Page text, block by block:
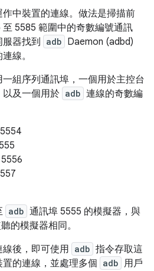
中裝置的連線。做法是掃描前
5585 範圍中的奇數編號通訊
器找到
adb Daemon (adbd)
線。
組序列通訊埠，一個用於主控台
及一個用於 adb 連線的奇數編
adb 通訊埠 5555 的模擬器，與
的模擬器相同。
後，即可使用 adb 指令存取這
的連線，並處理多個 adb 用戶